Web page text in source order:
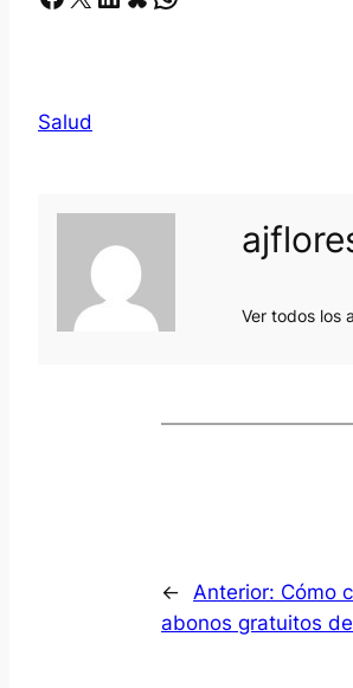
Salud
Ver todos los
← Anterior: Cómo
abonos gratuitos